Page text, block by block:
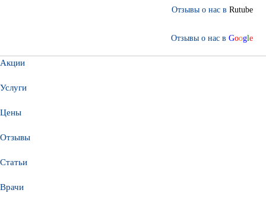
Отзывы о нас в Rutube
Отзывы о нас в Google
Акции
Услуги
Цены
Отзывы
Статьи
Врачи